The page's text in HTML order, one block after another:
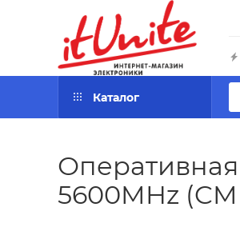
Каталог
Оперативная
5600MHz